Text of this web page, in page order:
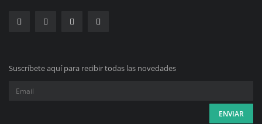
Suscríbete aquí para recibir todas las novedades